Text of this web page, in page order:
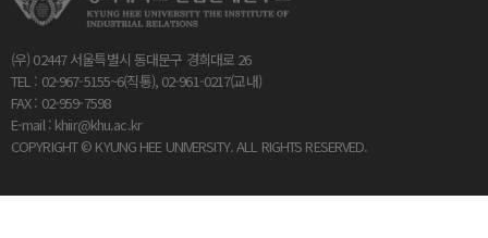
(우) 02447 서울특별시 동대문구 경희대로 26
TEL : 02-967-5155~6(직통), 02-961-0217(교내)
FAX : 02-959-7598
E-mail : khiir@khu.ac.kr
COPYRIGHT © KYUNG HEE UNIVERSITY. ALL RIGHTS RESERVED.